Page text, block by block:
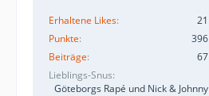
Erhaltene Likes
21
Punkte
396
Beiträge
67
Lieblings-Snus
Göteborgs Rapé und Nick & Johnny